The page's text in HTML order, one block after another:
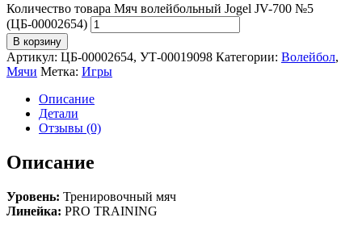
Количество товара Мяч волейбольный Jogel JV-700 №5
(ЦБ-00002654)
В корзину
Артикул: ЦБ-00002654, УТ-00019098 Категории: Волейбол,
Мячи Метка: Игры
Описание
Детали
Отзывы (0)
Описание
Уровень: Тренировочный мяч
Линейка: PRO TRAINING